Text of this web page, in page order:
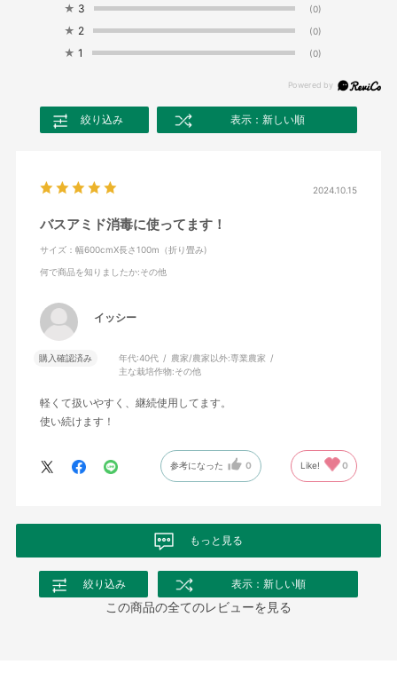
★ 3 (0)
★ 2 (0)
★ 1 (0)
絞り込み 表示：新しい順
2024.10.15
バスアミド消毒に使ってます！
サイズ：幅600cmX長さ100m（折り畳み)
何で商品を知りましたか:その他
イッシー
購入確認済み 年代:40代 農家/農家以外:専業農家
主な栽培作物:その他
軽くて扱いやすく、継続使用してます。
使い続けます！
参考になった 0 Like! 0
もっと見る
絞り込み 表示：新しい順
この商品の全てのレビューを見る